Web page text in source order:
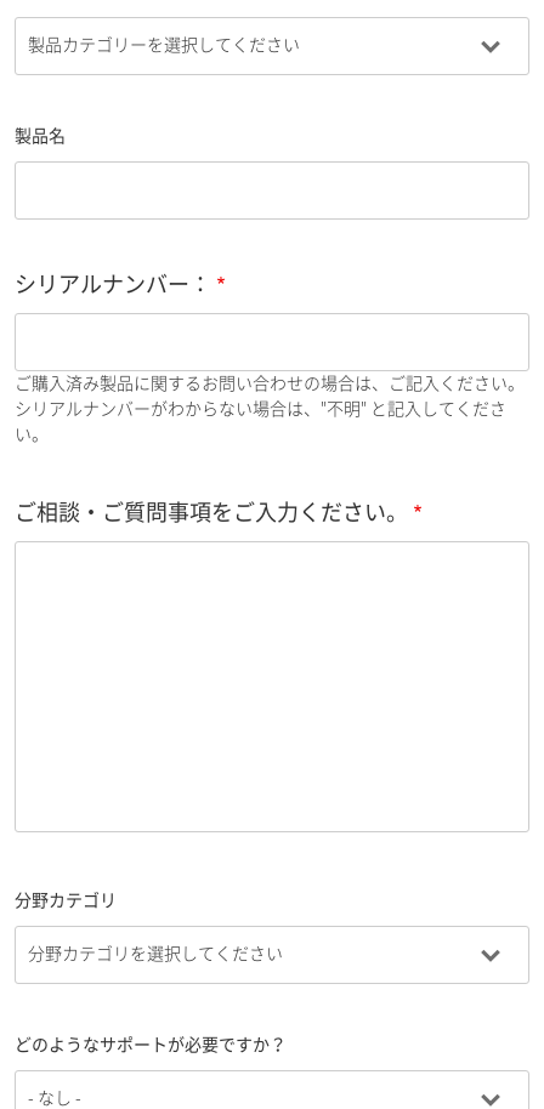
製品名
シリアルナンバー：
ご購入済み製品に関するお問い合わせの場合は、ご記入ください。
シリアルナンバーがわからない場合は、"不明" と記入してくださ
い。
ご相談・ご質問事項をご入力ください。
分野カテゴリ
どのようなサポートが必要ですか？